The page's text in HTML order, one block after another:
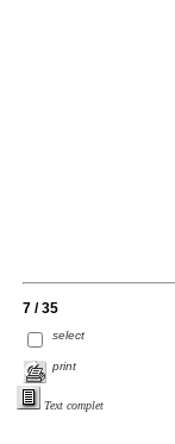
7 / 35
select
print
Text complet